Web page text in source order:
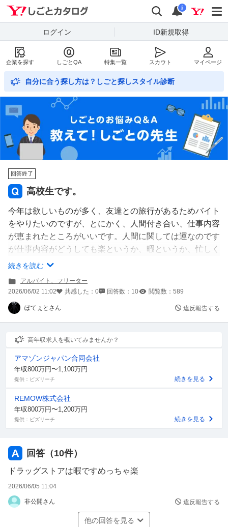
Yahoo!しごとカタログ
検索
通知
i
ログイン ID新規取得
企業を探す しごとQA 特集一覧 スカウト マイページ
自分に合う探し方は？しごと探しスタイル診断
回答終了
高校生です。
今年は欲しいものが多く、友達との旅行があるためバイト
をやりたいのですが、とにかく、人間付き合い、仕事内容
が恵まれたところがいいです。人間に関しては運なのです
が仕事内容がどうしても楽というか、暇というか、忙しく
ないところがいいです。
すめなバイトをご教授ください。
お願いします！
続きを読む
アルバイト、フリーター
2026/06/02 11:02
共感した： 0 回答数： 10 閲覧数： 589
ぽてぇとさん 違反報告する
高年収求人を覗いてみませんか？
アマゾンジャパン合同会社
年収800万円〜1,100万円
提供：ビズリーチ 続きを見る
REMOW株式会社
年収800万円〜1,200万円
提供：ビズリーチ 続きを見る
回答（10件）
ドラッグストアは暇ですめっちゃ楽
2026/06/05 11:04
非公開さん 違反報告する
他の回答を見る